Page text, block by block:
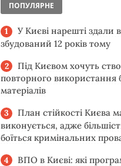
ПОПУЛЯРНЕ
У Києві нарешті здали
збудований 12 років тому
Під Києвом хочуть
повторного використання
матеріалів
План стійкості Києва
виконується, адже
боїться кримінальних
ВПО в Києві: які